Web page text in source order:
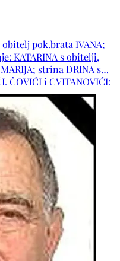
pok.brata IVANA;
KATARINA s obitelji,
strina DRINA s
ČOVIĆI i CVITANOVIĆI;
te ostala
MOLI ZA TIHU